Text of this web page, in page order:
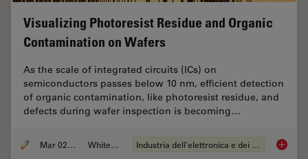
Visualizing Photoresist Residue and Organic
Contamination on Wafers
As the scale of integrated circuits (ICs) on
semiconductors passes below 10 nm, efficient detection
of organic contamination, like photoresist residue, and
defects during wafer inspection is becoming…
Mar 02, 2026 Whitepaper Industria dell'elettronica e dei semiconduttori